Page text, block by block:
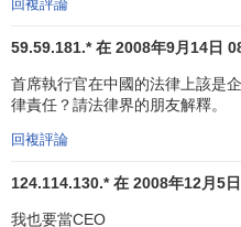
在國外，由於沒有類似的
總經理那樣過多介入公司的
50%的董事長
另一方面，在中國存在這
過程中，某一個具體的
回複評論
59.59.181.* 在 2008年9月14日
首席執行官在中國的法律上該是
律責任？請法律界的朋友解釋。
回複評論
124.114.130.* 在 2008年12月5
我也要當CEO